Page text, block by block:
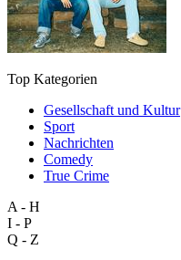
Top Kategorien
Gesellschaft und Kultur
Sport
Nachrichten
Comedy
True Crime
A - H
I - P
Q - Z